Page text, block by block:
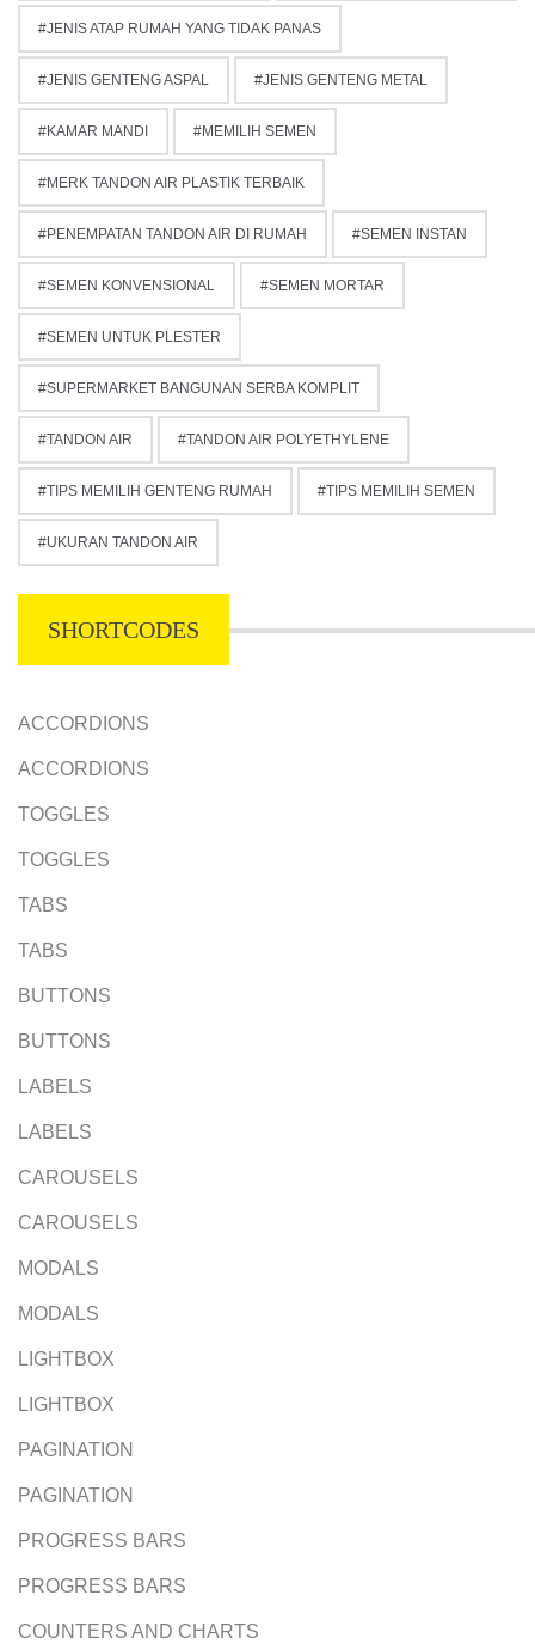
JENIS ATAP RUMAH YANG TIDAK PANAS
JENIS GENTENG ASPAL JENIS GENTENG METAL
KAMAR MANDI MEMILIH SEMEN
MERK TANDON AIR PLASTIK TERBAIK
PENEMPATAN TANDON AIR DI RUMAH SEMEN INSTAN
SEMEN KONVENSIONAL SEMEN MORTAR
SEMEN UNTUK PLESTER
SUPERMARKET BANGUNAN SERBA KOMPLIT
TANDON AIR TANDON AIR POLYETHYLENE
TIPS MEMILIH GENTENG RUMAH TIPS MEMILIH SEMEN
UKURAN TANDON AIR
SHORTCODES
ACCORDIONS
ACCORDIONS
TOGGLES
TOGGLES
TABS
TABS
BUTTONS
BUTTONS
LABELS
LABELS
CAROUSELS
CAROUSELS
MODALS
MODALS
LIGHTBOX
LIGHTBOX
PAGINATION
PAGINATION
PROGRESS BARS
PROGRESS BARS
COUNTERS AND CHARTS